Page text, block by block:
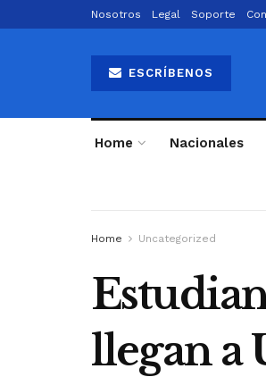
Nosotros Legal Soporte
ESCRÍBENOS
Home Nacionales
Home Uncategorized
llegan a